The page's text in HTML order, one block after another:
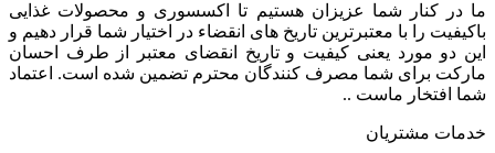
ما در کنار شما عزیزان هستیم تا اکسسوری و محصولات غذایی
باکیفیت را با معتبرترین تاریخ های انقضاء در اختیار شما قرار دهیم و
این دو مورد یعنی کیفیت و تاریخ انقضای معتبر از طرف احسان
مارکت برای شما مصرف کنندگان محترم تضمین شده است. اعتماد
شما افتخار ماست ..
خدمات مشتریان